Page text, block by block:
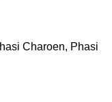
Charoen, Phasi